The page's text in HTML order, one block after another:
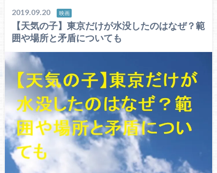
2019.09.20 映画
【天気の子】東京だけが水没したのはなぜ？範
囲や場所と矛盾についても